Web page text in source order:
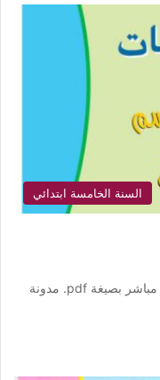
السنة الخامسة ابتدائي
مدونة السنة الخامسة رياضيات. رابط تحميل مباشر بصيغة pdf. مدونة